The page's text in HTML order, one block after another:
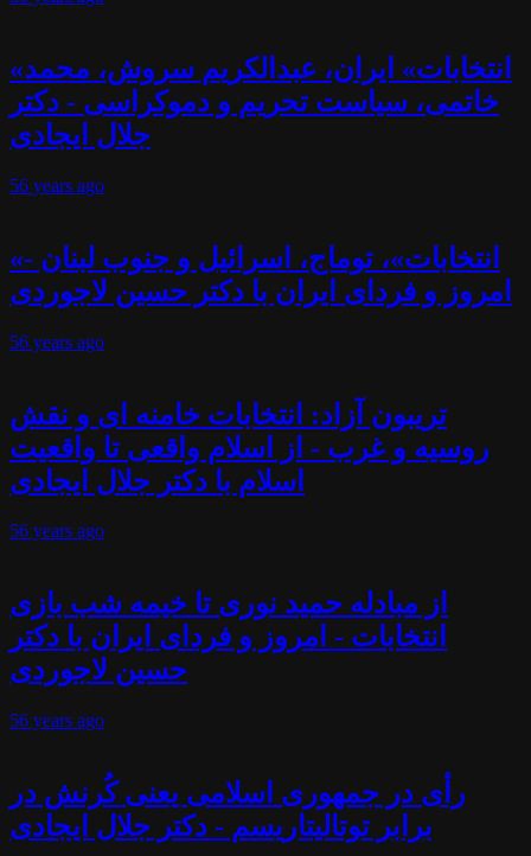
«انتخابات» ایران، عبدالکریم سروش، محمد
خاتمی، سیاست تحریم و دموکراسی - دکتر
جلال ایجادی
56 years ago
«انتخابات»، توماج، اسرائیل و جنوب لبنان -
امروز و فردای ایران با دکتر حسین لاجوردی
56 years ago
تریبون آزاد: انتخابات خامنه ای و نقش
روسیه و غرب - از اسلام واقعی تا واقعیت
اسلام با دکتر جلال ایجادی
56 years ago
از مبادله حمید نوری تا خیمه شب بازی
انتخابات - امروز و فردای ایران با دکتر
حسین لاجوردی
56 years ago
رأی در جمهوری اسلامی یعنی کُرنش در
برابر توتالیتاریسم - دکتر جلال ایجادی